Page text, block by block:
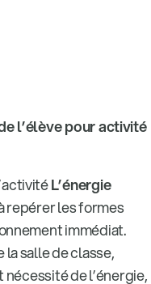
l’élève pour activité
L’énergie
repérer les formes
immédiat.
salle de classe,
de l’énergie,